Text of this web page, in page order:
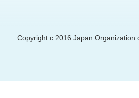
Copyright c 2016 Japan Organization